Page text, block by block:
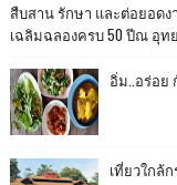
สืบสาน รักษา และต่อยอดง
เฉลิมฉลองครบ 50 ปีณ อุท
อิ่ม..อร่อย
เที่ยวใกล้